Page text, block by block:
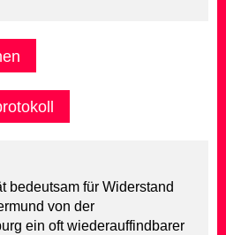
bedeutsam für Widerstand
von der
ein oft wiederauffindbarer